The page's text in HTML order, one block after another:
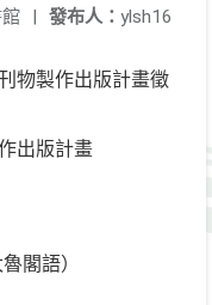
發布人： ylsh16
館 |
物製作出版計畫徵
出版計畫
閣語）